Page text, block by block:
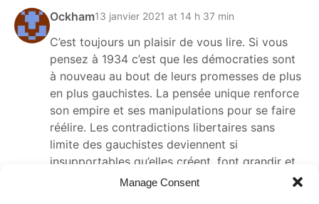
Manage Consent
Ockham13 janvier 2021 at 14 h 37 min
C’est toujours un plaisir de vous lire. Si vous
pensez à 1934 c’est que les démocraties sont
à nouveau au bout de leurs promesses de plus
en plus gauchistes. La pensée unique renforce
son empire et ses manipulations pour se faire
réélire. Les contradictions libertaires sans
limite des gauchistes deviennent si
insupportables qu’elles créent, font grandir et
produisent leur propre objectif : la lutte anti-